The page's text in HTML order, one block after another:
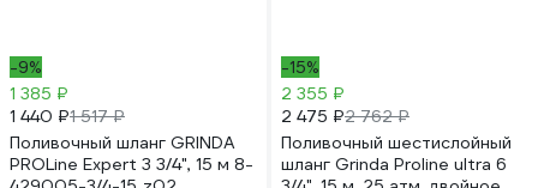
-9%
1 385 ₽
1 440 ₽1 517 ₽
Поливочный шланг GRINDA
PROLine Expert 3 3/4", 15 м 8-
-15%
2 355 ₽
2 475 ₽2 762 ₽
Поливочный шестислойный
шланг Grinda Proline ultra 6